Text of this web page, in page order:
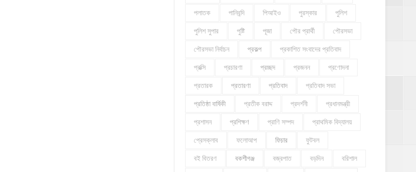
পলাতক পানিবন্দি পিআইও পুরস্কার পুলিশ
পুলিশ সুপার পুষ্টি পূজা পৌর প্রার্থী পৌরসভা
পৌরসভা নির্বাচন প্রকল্প প্রকাশিত সংবাদের প্রতিবাদ
প্রক্সি প্রচারণা প্রচ্ছদ প্রজনন প্রণোদনা
প্রতারক প্রতারণা প্রতিবাদ প্রতিবাদ সভা
প্রতিষ্ঠা বার্ষিকী প্রতীক বরাদ্দ প্রদর্শনী প্রধানমন্ত্রী
প্রশাসন প্রশিক্ষণ প্রাণি সম্পদ প্রাথমিক বিদ্যালয়
প্রেসক্লাব ফলোআপ ফিচার ফুটবল
বই বিতরণ বকশীগঞ্জ বজ্রপাত বড়দিন বরিশাল